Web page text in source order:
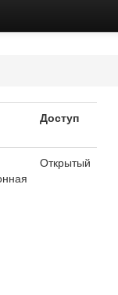
Доступ
Открытый